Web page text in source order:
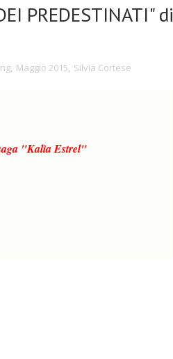
PREDESTINATI" di
, Maggio 2015, Silvia Cortese
"Kalìa Estrel"